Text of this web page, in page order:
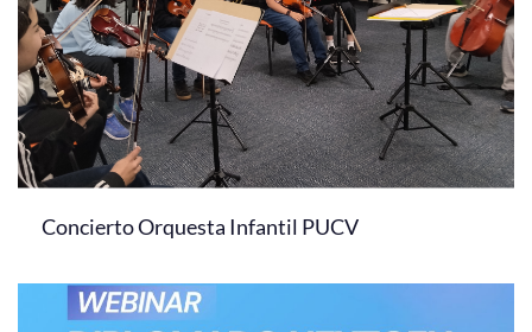
Concierto Orquesta Infantil PUCV